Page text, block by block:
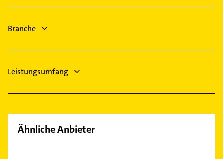
Steuerberater
Logopädie
Maler
Branche
Leistungsumfang
Ähnliche Anbieter